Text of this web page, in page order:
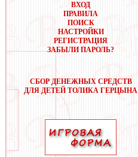
ВХОД
ПРАВИЛА
ПОИСК
НАСТРОЙКИ
РЕГИСТРАЦИЯ
ЗАБЫЛИ ПАРОЛЬ?
СБОР ДЕНЕЖНЫХ СРЕДСТВ
ДЛЯ ДЕТЕЙ ТОЛИКА ГЕРЦЫНА